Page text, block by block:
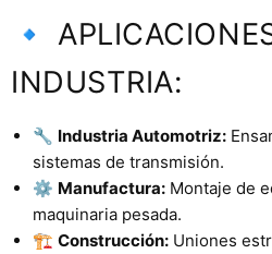
🔹
INDUSTRIA:
🔧 Industria Automotriz:
sistemas de transmisión.
⚙️ Manufactura: Montaje de
maquinaria pesada.
🏗️ Construcción: Uniones